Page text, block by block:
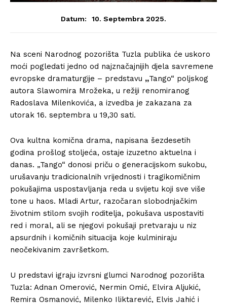
Datum: 10. Septembra 2025.
Na sceni Narodnog pozorišta Tuzla publika će uskoro
moći pogledati jedno od najznačajnijih djela savremene
evropske dramaturgije – predstavu „Tango“ poljskog
autora Slawomira Mrožeka, u režiji renomiranog
Radoslava Milenkovića, a izvedba je zakazana za
utorak 16. septembra u 19,30 sati.
Ova kultna komična drama, napisana šezdesetih
godina prošlog stoljeća, ostaje izuzetno aktuelna i
danas. „Tango“ donosi priču o generacijskom sukobu,
urušavanju tradicionalnih vrijednosti i tragikomičnim
pokušajima uspostavljanja reda u svijetu koji sve više
tone u haos. Mladi Artur, razočaran slobodnjačkim
životnim stilom svojih roditelja, pokušava uspostaviti
red i moral, ali se njegovi pokušaji pretvaraju u niz
apsurdnih i komičnih situacija koje kulminiraju
neočekivanim završetkom.
U predstavi igraju izvrsni glumci Narodnog pozorišta
Tuzla: Adnan Omerović, Nermin Omić, Elvira Aljukić,
Remira Osmanović, Milenko Iliktarević, Elvis Jahić i